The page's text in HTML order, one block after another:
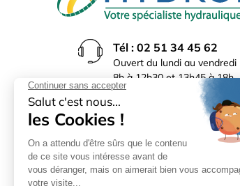
Tél : 02 51 34 45 62
Ouvert du lundi au vendredi
8h à 12h30 et 13h45 à 18h
(17h30 le vendredi)
Rue du Bocage La Ribotière
85170 Le Poiré sur Vie